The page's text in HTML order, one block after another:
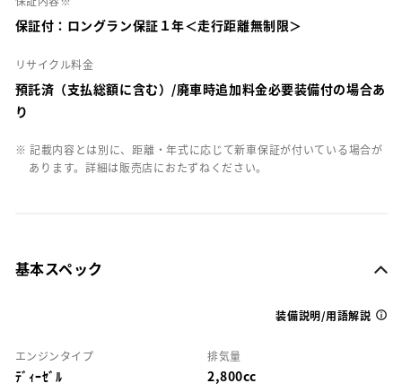
保証付：ロングラン保証１年＜走行距離無制限＞
リサイクル料金
預託済（支払総額に含む）/廃車時追加料金必要装備付の場合あ
り
※ 記載内容とは別に、距離・年式に応じて新車保証が付いている場合が
あります。詳細は販売店におたずねください。
基本スペック
装備説明/用語解説
エンジンタイプ
ﾃﾞｨｰｾﾞﾙ
排気量
2,800cc